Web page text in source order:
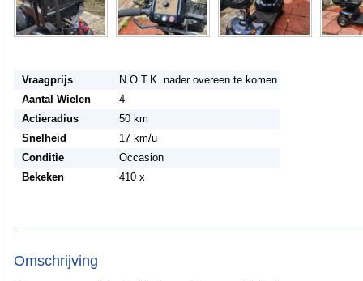
Vraagprijs
N.O.T.K. nader overeen te komen
Aantal Wielen
4
Actieradius
50 km
Snelheid
17 km/u
Conditie
Occasion
Bekeken
410 x
Omschrijving